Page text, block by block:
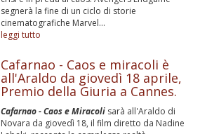
segnerà la fine di un ciclo di storie
cinematografiche Marvel...
leggi tutto
Cafarnao - Caos e miracoli è
all'Araldo da giovedì 18 aprile,
Premio della Giuria a Cannes.
Cafarnao - Caos e Miracoli sarà all'Araldo di
Novara da giovedì 18, il film diretto da Nadine